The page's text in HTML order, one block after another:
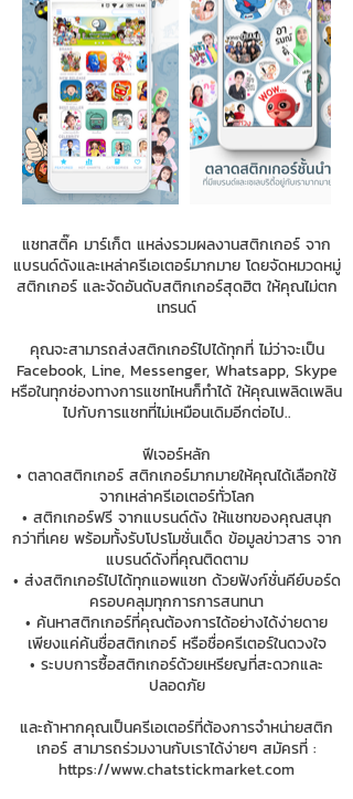
แชทสติ๊ค มาร์เก็ต แหล่งรวมผลงานสติกเกอร์ จาก
แบรนด์ดังและเหล่าครีเอเตอร์มากมาย โดยจัดหมวดหมู่
สติกเกอร์ และจัดอันดับสติกเกอร์สุดฮิต ให้คุณไม่ตก
เทรนด์
คุณจะสามารถส่งสติกเกอร์ไปได้ทุกที่ ไม่ว่าจะเป็น
Facebook, Line, Messenger, Whatsapp, Skype
หรือในทุกช่องทางการแชทไหนก็ทำได้ ให้คุณเพลิดเพลิน
ไปกับการแชทที่ไม่เหมือนเดิมอีกต่อไป..
ฟีเจอร์หลัก
• ตลาดสติกเกอร์ สติกเกอร์มากมายให้คุณได้เลือกใช้
จากเหล่าครีเอเตอร์ทั่วโลก
• สติกเกอร์ฟรี จากแบรนด์ดัง ให้แชทของคุณสนุก
กว่าที่เคย พร้อมทั้งรับโปรโมชั่นเด็ด ข้อมูลข่าวสาร จาก
แบรนด์ดังที่คุณติดตาม
• ส่งสติกเกอร์ไปได้ทุกแอพแชท ด้วยฟังก์ชั่นคีย์บอร์ด
ครอบคลุมทุกการการสนทนา
• ค้นหาสติกเกอร์ที่คุณต้องการได้อย่างได้ง่ายดาย
เพียงแค่ค้นชื่อสติกเกอร์ หรือชื่อครีเตอร์ในดวงใจ
• ระบบการซื้อสติกเกอร์ด้วยเหรียญที่สะดวกและ
ปลอดภัย
และถ้าหากคุณเป็นครีเอเตอร์ที่ต้องการจำหน่ายสติก
เกอร์ สามารถร่วมงานกับเราได้ง่ายๆ สมัครที่ :
https://www.chatstickmarket.com